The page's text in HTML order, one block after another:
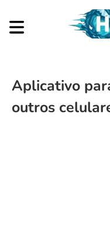
Aplicativo
outros